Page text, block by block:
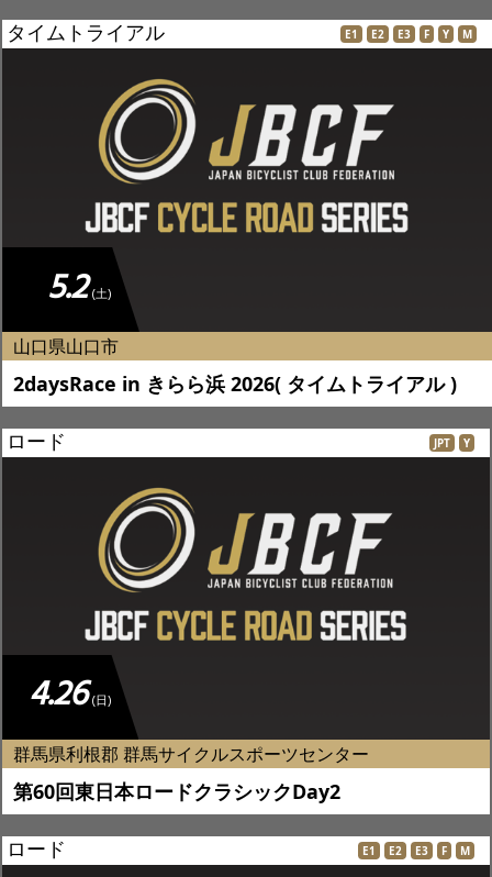
タイムトライアル E1 E2 E3 F Y M
5.2 (土)
山口県山口市
2daysRace in きらら浜 2026( タイムトライアル )
ロード JPT Y
4.26 (日)
群馬県利根郡 群馬サイクルスポーツセンター
第60回東日本ロードクラシックDay2
ロード E1 E2 E3 F M